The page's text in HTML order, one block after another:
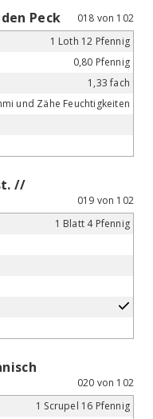
Peck
018 von 102
1 Loth 12 Pfennig
0,80 Pfennig
1,33 fach
und Zähe Feuchtigkeiten
//
019 von 102
1 Blatt 4 Pfennig
020 von 102
1 Scrupel 16 Pfennig